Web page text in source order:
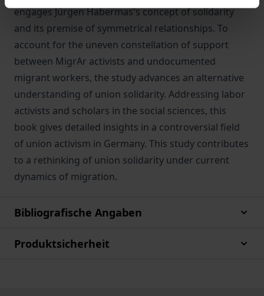
engages Jürgen Habermas's concept of solidarity
and its premise of symmetrical relationships. To
account for the uneven constellation of support
between MigrAr activists and undocumented
migrant workers, the study advances an alternative
understanding of union solidarity. Addressing labor
activists and scholars in the social sciences, this
book gives detailed insights in a controversial field
of union activism in Germany. This study contributes
to a rethinking of union solidarity under current
dynamics of migration.
Bibliografische Angaben
Produktsicherheit